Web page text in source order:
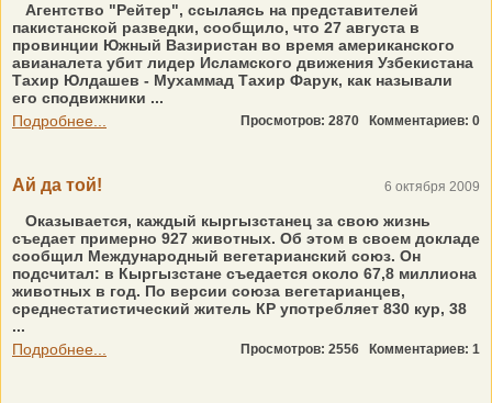
Агентство "Рейтер", ссылаясь на представителей
пакистанской разведки, сообщило, что 27 августа в
провинции Южный Вазиристан во время американского
авианалета убит лидер Исламского движения Узбекистана
Тахир Юлдашев - Мухаммад Тахир Фарук, как называли
его сподвижники ...
Подробнее...
Просмотров: 2870 Комментариев: 0
Ай да той! 6 октября 2009
Оказывается, каждый кыргызстанец за свою жизнь
съедает примерно 927 животных. Об этом в своем докладе
сообщил Международный вегетарианский союз. Он
подсчитал: в Кыргызстане съедается около 67,8 миллиона
животных в год. По версии союза вегетарианцев,
среднестатистический житель КР употребляет 830 кур, 38
...
Подробнее...
Просмотров: 2556 Комментариев: 1